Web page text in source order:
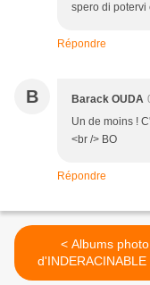
spero di potervi
Répondre
B Barack OUDA
Un de moins !
<br /> BO
Répondre
< Albums photo
d'INDERACINABLE